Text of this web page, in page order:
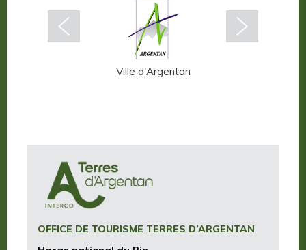
Ville d'Argentan
OFFICE DE TOURISME TERRES D’ARGENTAN